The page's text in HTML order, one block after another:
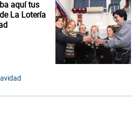
aquí tus
La Lotería